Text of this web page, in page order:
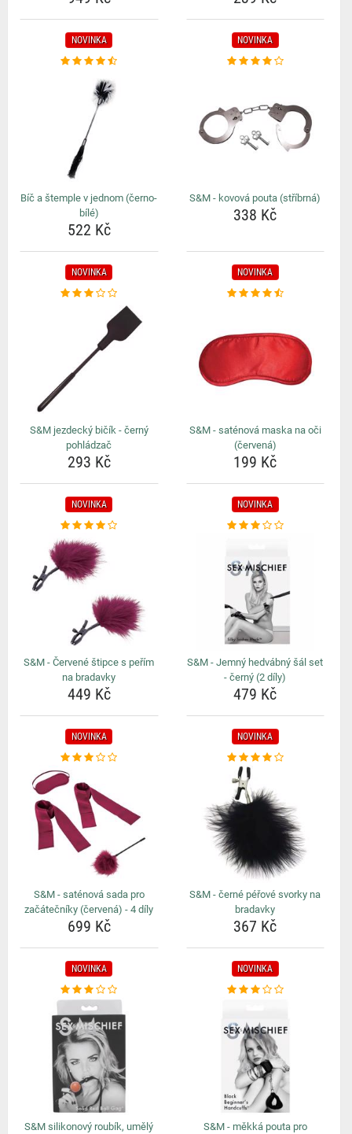
NOVINKA
Bíč a štemple v jednom (černo-
bílé)
522 Kč
NOVINKA
S&M - kovová pouta (stříbrná)
338 Kč
NOVINKA
S&M jezdecký bičík - černý
pohládzač
293 Kč
NOVINKA
S&M - saténová maska na oči
(červená)
199 Kč
NOVINKA
S&M - Červené štipce s peřím
na bradavky
449 Kč
NOVINKA
S&M - Jemný hedvábný šál set
- černý (2 díly)
479 Kč
NOVINKA
S&M - saténová sada pro
začátečníky (červená) - 4 díly
699 Kč
NOVINKA
S&M - černé péřové svorky na
bradavky
367 Kč
NOVINKA
S&M silikonový roubík, umělý
NOVINKA
S&M - měkká pouta pro